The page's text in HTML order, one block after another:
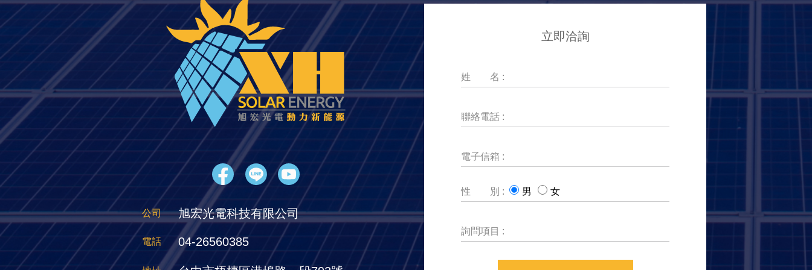
公司 旭宏光電科技有限公司
電話 04-26560385
立即洽詢
姓 名 :
聯絡電話 :
電子信箱 :
性 別 : 男 女
詢問項目 :